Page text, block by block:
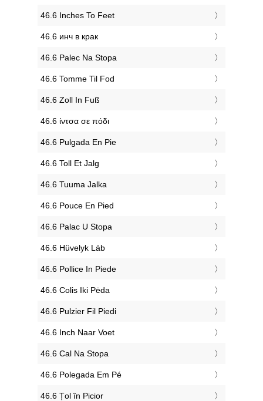
‎46.6 Inches To Feet
‎46.6 инч в крак
‎46.6 Palec Na Stopa
‎46.6 Tomme Til Fod
‎46.6 Zoll In Fuß
‎46.6 ίντσα σε πόδι
‎46.6 Pulgada En Pie
‎46.6 Toll Et Jalg
‎46.6 Tuuma Jalka
‎46.6 Pouce En Pied
‎46.6 Palac U Stopa
‎46.6 Hüvelyk Láb
‎46.6 Pollice In Piede
‎46.6 Colis Iki Pėda
‎46.6 Pulzier Fil Piedi
‎46.6 Inch Naar Voet
‎46.6 Cal Na Stopa
‎46.6 Polegada Em Pé
‎46.6 Țol în Picior